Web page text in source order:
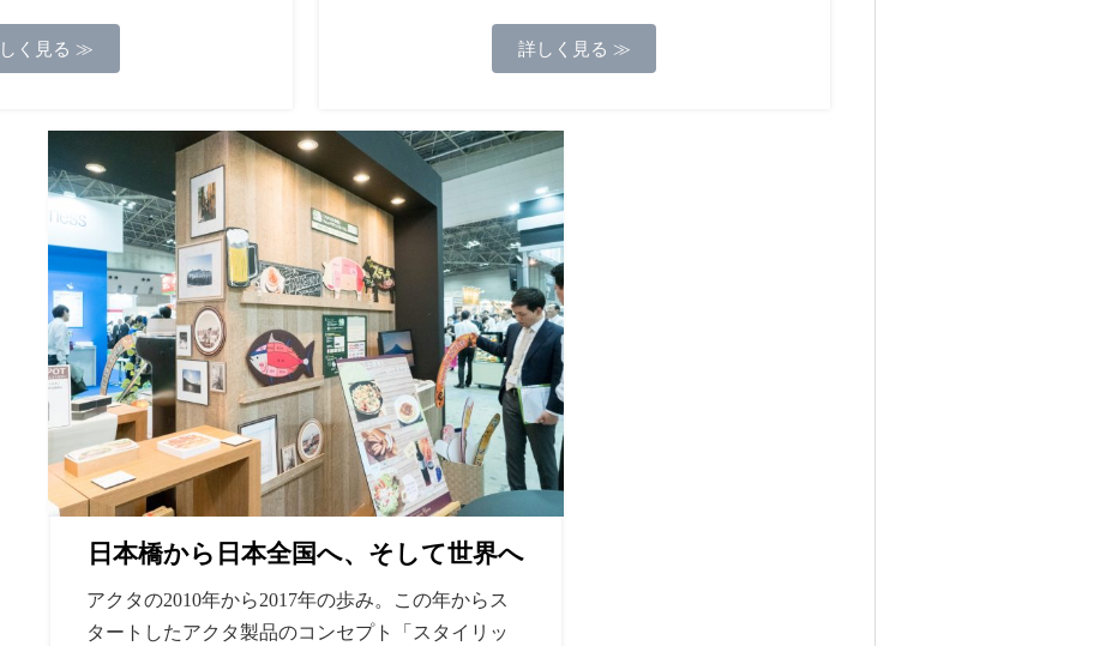
く見る ≫ 詳しく見る ≫
日本橋から日本全国へ、そして世界へ
アクタの2010年から2017年の歩み。この年からス
タートしたアクタ製品のコンセプト「スタイリッ